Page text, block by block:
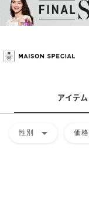
アイテム
性別 arrow_drop_down 価格